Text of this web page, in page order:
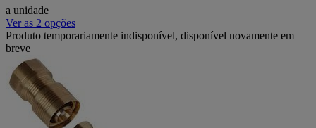
a unidade
Ver as 2 opções
Produto temporariamente indisponível, disponível novamente em
breve